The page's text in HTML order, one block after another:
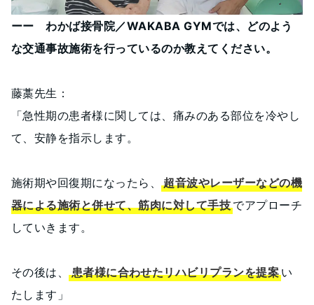
ーー わかば接骨院／WAKABA GYMでは、どのよう
な交通事故施術を行っているのか教えてください。
藤藁先生：
「急性期の患者様に関しては、痛みのある部位を冷やし
て、安静を指示します。
施術期や回復期になったら、超音波やレーザーなどの機
器による施術と併せて、筋肉に対して手技でアプローチ
していきます。
その後は、患者様に合わせたリハビリプランを提案い
たします」